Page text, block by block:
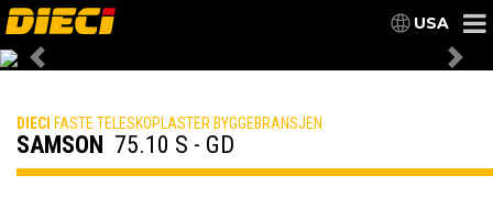
USA
Previous
DIECI FASTE TELESKOPLASTER BYGGEBRANSJEN
SAMSON 75.10 S - GD